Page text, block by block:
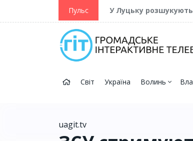
Пульс У Луцьку
Світ Україна Волинь
uagit.tv